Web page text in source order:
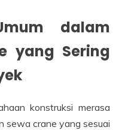
dalam
yang Sering
konstruksi merasa
sewa crane yang sesuai